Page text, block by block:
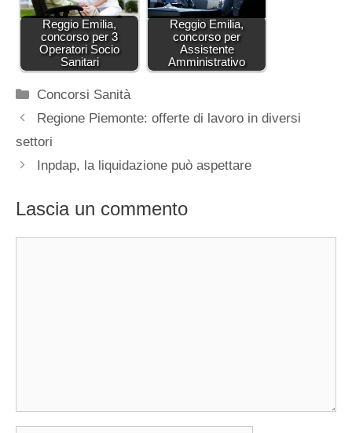
Reggio Emilia,
concorso per 3
Operatori Socio
Sanitari
Reggio Emilia,
concorso per
Assistente
Amministrativo
Categorie
Concorsi Sanità
Regione Piemonte: offerte di lavoro in diversi
settori
Inpdap, la liquidazione può aspettare
Lascia un commento